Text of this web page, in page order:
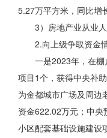
5.27万平方米，同比增
3）房地产业从业
2.向上级争取资金
一是2023年，在
项目1个，获得中央补
为金都城市广场及周边
资金622.02万元；中
小区配套基础设施建设